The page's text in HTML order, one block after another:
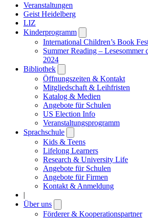
Veranstaltungen
Geist Heidelberg
LIZ
Kinderprogramm
submenu
International Children’s Book
Summer Reading –
2024
Bibliothek
submenu
Öffnungszeiten & Kontakt
Mitgliedschaft & Leihfristen
Katalog & Medien
Angebote für Schulen
US Election Info
Veranstaltungsprogramm
Sprachschule
submenu
Kids & Teens
Lifelong Learners
Research & University Life
Angebote für Schulen
Angebote für Firmen
Kontakt & Anmeldung
|
Über uns
submenu
Förderer & Kooperationspartner